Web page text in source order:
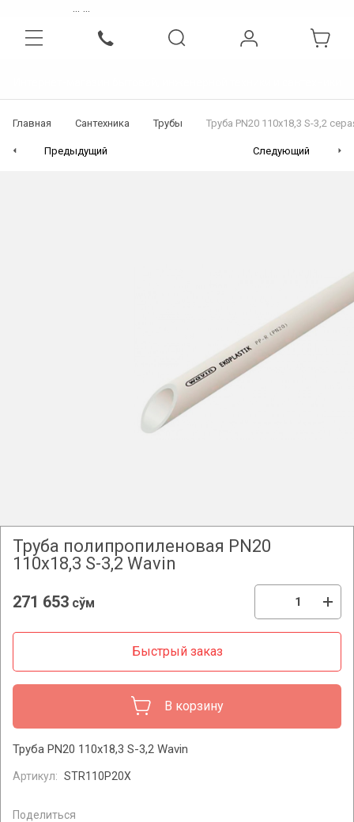
... ...
Главная Сантехника Трубы Труба PN20 110х18,3 S-3,2
Предыдущий Следующий
Труба полипропиленовая PN20
110х18,3 S-3,2 Wavin
271 653 сўм
В корзину
Быстрый заказ
Труба PN20 110х18,3 S-3,2 Wavin
Артикул: STR110P20X
Поделиться